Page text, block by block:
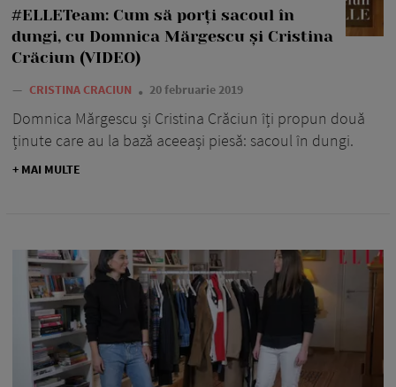
#ELLETeam: Cum să porți sacoul în
dungi, cu Domnica Mărgescu și Cristina
Crăciun (VIDEO)
— CRISTINA CRACIUN 20 februarie 2019
Domnica Mărgescu și Cristina Crăciun îți propun două
ținute care au la bază aceeași piesă: sacoul în dungi.
+ MAI MULTE